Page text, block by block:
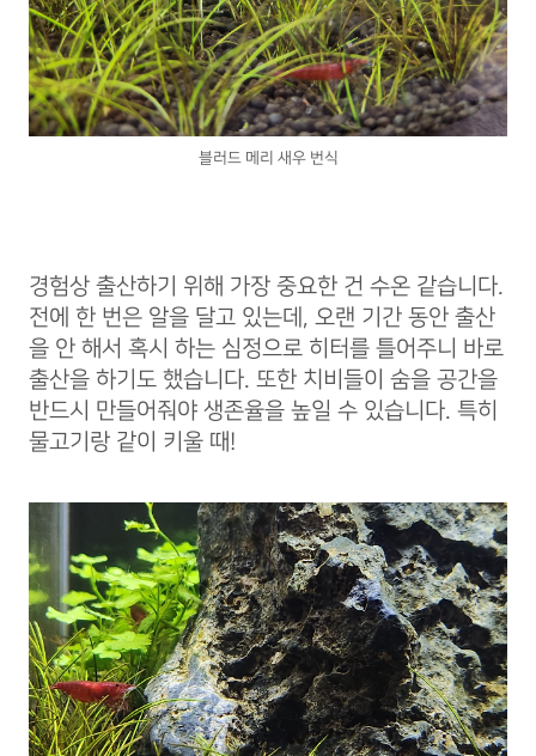
블러드 메리 새우 번식
경험상 출산하기 위해 가장 중요한 건 수온 같습니다.
전에 한 번은 알을 달고 있는데, 오랜 기간 동안 출산
을 안 해서 혹시 하는 심정으로 히터를 틀어주니 바로
출산을 하기도 했습니다. 또한 치비들이 숨을 공간을
반드시 만들어줘야 생존율을 높일 수 있습니다. 특히
물고기랑 같이 키울 때!